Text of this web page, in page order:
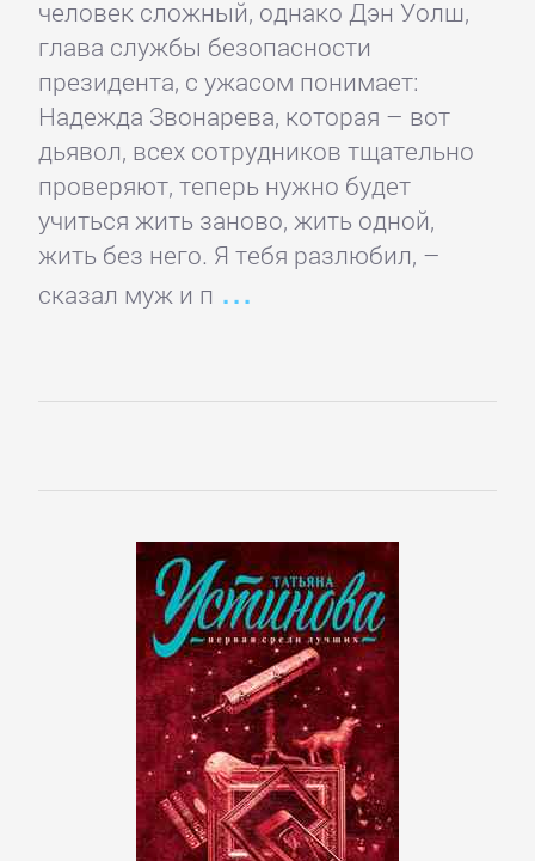
человек сложный, однако Дэн Уолш,
глава службы безопасности
президента, с ужасом понимает:
Надежда Звонарева, которая – вот
дьявол, всех сотрудников тщательно
проверяют, теперь нужно будет
учиться жить заново, жить одной,
жить без него. Я тебя разлюбил, –
сказал муж и п
подбор
персонала
Ценные
бумаги,
инвестиции
Боевики:
Криминальные
Триллеры